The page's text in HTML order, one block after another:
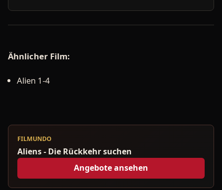
Ähnlicher Film:
Alien 1-4
FILMUNDO
Aliens - Die Rückkehr suchen
Angebote ansehen